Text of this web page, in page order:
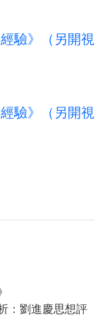
驗》（另開視
驗》（另開視
：劉進慶思想評